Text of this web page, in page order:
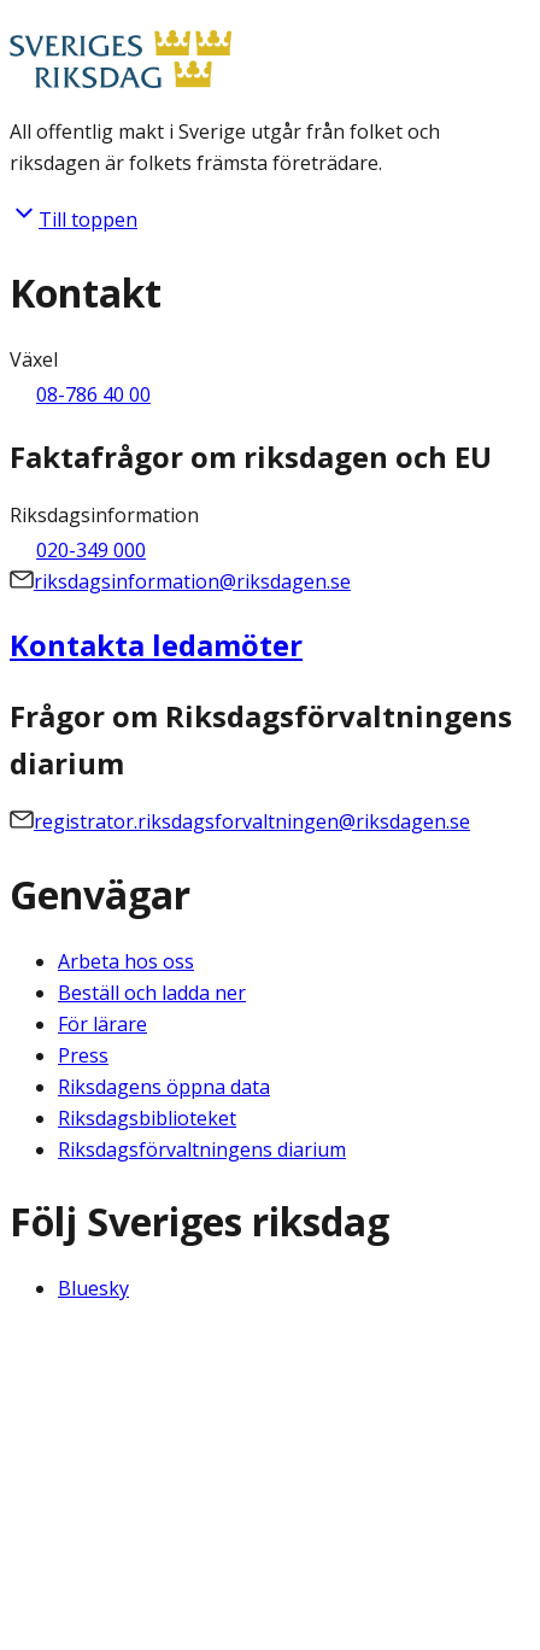
All offentlig makt i Sverige utgår från folket och
riksdagen är folkets främsta företrädare.
Till toppen
Kontakt
Växel
08-786 40 00
Faktafrågor om riksdagen och EU
Riksdagsinformation
020-349 000
riksdagsinformation@riksdagen.se
Kontakta ledamöter
Frågor om Riksdagsförvaltningens
diarium
registrator.riksdagsforvaltningen@riksdagen.se
Genvägar
Arbeta hos oss
Beställ och ladda ner
För lärare
Press
Riksdagens öppna data
Riksdagsbiblioteket
Riksdagsförvaltningens diarium
Följ Sveriges riksdag
Bluesky